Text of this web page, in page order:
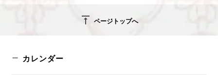
vertical_align_top ページトップへ
カレンダー